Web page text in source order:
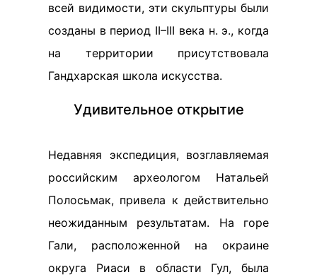
всей видимости, эти скульптуры были
созданы в период II–III века н. э., когда
на территории присутствовала
Гандхарская школа искусства.
Удивительное открытие
Недавняя экспедиция, возглавляемая
российским археологом Натальей
Полосьмак, привела к действительно
неожиданным результатам. На горе
Гали, расположенной на окраине
округа Риаси в области Гул, была